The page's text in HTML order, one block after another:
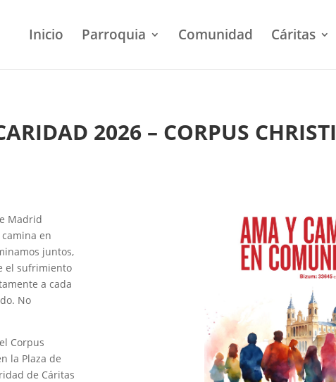
Inicio Parroquia Comunidad Cáritas
2026 – CORPUS CHRISTI
Madrid
en
juntos,
el sufrimiento
a cada
No
Corpus
la Plaza de
de Cáritas